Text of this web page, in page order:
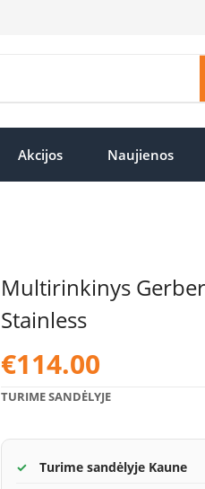
Akcijos Naujienos
Multirinkinys
Stainless
€114.00
TURIME SANDĖLYJE
Turime sandėlyje Kaune